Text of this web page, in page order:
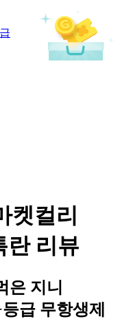
켓컬리
란 리뷰
은 지니
급 무항생제